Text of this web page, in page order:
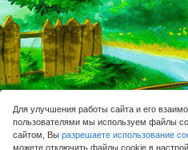
Для улучшения работы сайта и его
пользователями мы используем файлы
сайтом, Вы разрешаете использование
можете отключить файлы cookie в